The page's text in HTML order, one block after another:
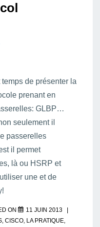
de présenter la
prenant en
GLBP…
seulement il
passerelles
il permet
là ou HSRP et
une et de
ON
11 JUIN 2013
, CISCO, LA PRATIQUE,